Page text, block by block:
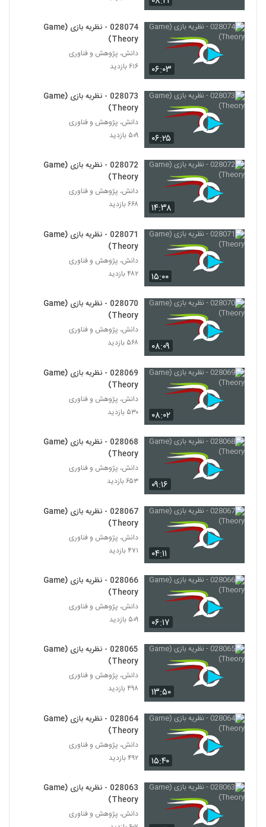
۵۱۱ بازدید
028021 - نظریه پیچیدگی (Complexity
Theory)
22
Theory)
028023 - نظریه پیچیدگی (Complexity
Theory)
۴۸۴ بازدید
Theory)
25
Theory)
26
Theory)
Theory)
28
Theory)
29
Theory)
Theory)
۴۹۳ بازدید
31
028031 - نظریه سیستم ها (Systems
Theory)
Theory)
Theory)
۴۸۳ بازدید
34
028034 - نظریه سیستم ها (Systems
Theory)
Theory)
۴۴۰ بازدید
028036 - نظریه سیستم ها (Systems
Theory)
۴۱۹ بازدید
37
028037 - نظریه سیستم ها (Systems
Theory)
۰۶:۰۳
028074 - نظریه بازی (Game
Theory)
دانش، پژوهش و فناوری
۶۱۶ بازدید
۰۶:۲۵
028073 - نظریه بازی (Game
Theory)
دانش، پژوهش و فناوری
۵۰۹ بازدید
۱۴:۳۸
028072 - نظریه بازی (Game
Theory)
دانش، پژوهش و فناوری
۶۶۸ بازدید
۱۵:۰۰
028071 - نظریه بازی (Game
Theory)
دانش، پژوهش و فناوری
۴۸۲ بازدید
۰۸:۰۹
028070 - نظریه بازی (Game
Theory)
دانش، پژوهش و فناوری
۵۶۸ بازدید
۰۸:۰۲
028069 - نظریه بازی (Game
Theory)
دانش، پژوهش و فناوری
۵۳۰ بازدید
۰۹:۱۶
028068 - نظریه بازی (Game
Theory)
دانش، پژوهش و فناوری
۶۵۳ بازدید
۰۴:۱۱
028067 - نظریه بازی (Game
Theory)
دانش، پژوهش و فناوری
۴۷۱ بازدید
۰۶:۱۷
028066 - نظریه بازی (Game
Theory)
دانش، پژوهش و فناوری
۵۰۹ بازدید
۱۳:۵۰
028065 - نظریه بازی (Game
Theory)
دانش، پژوهش و فناوری
۴۹۸ بازدید
۱۵:۴۰
028064 - نظریه بازی (Game
Theory)
دانش، پژوهش و فناوری
۴۹۲ بازدید
028063 - نظریه بازی (Game
Theory)
دانش، پژوهش و فناوری